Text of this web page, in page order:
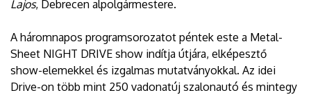
Lajos, Debrecen alpolgármestere.
A háromnapos programsorozatot péntek este a Metal-
Sheet NIGHT DRIVE show indítja útjára, elképesztő
show-elemekkel és izgalmas mutatványokkal. Az idei
Drive-on több mint 250 vadonatúj szalonautó és mintegy